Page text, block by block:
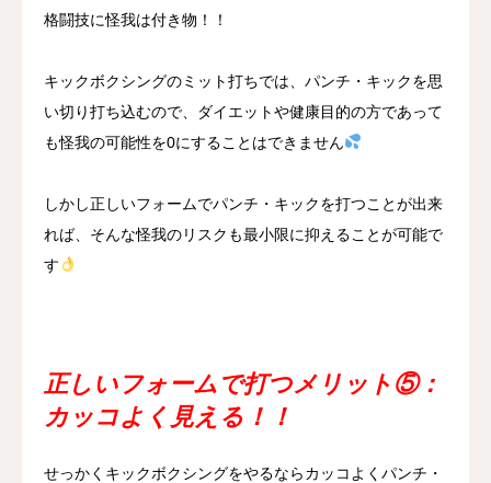
格闘技に怪我は付き物！！
キックボクシングのミット打ちでは、パンチ・キックを思
い切り打ち込むので、ダイエットや健康目的の方であって
も怪我の可能性を0にすることはできません
しかし正しいフォームでパンチ・キックを打つことが出来
れば、そんな怪我のリスクも最小限に抑えることが可能で
す
正しいフォームで打つメリット⑤：
カッコよく見える！！
せっかくキックボクシングをやるならカッコよくパンチ・